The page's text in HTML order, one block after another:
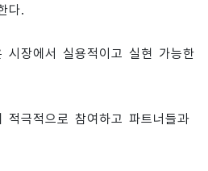
다.
시장에서 실용적이고 실현 가능한
극적으로 참여하고 파트너들과